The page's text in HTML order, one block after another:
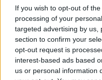
If you wish to opt-out of
processing of your
targeted advertising by us,
section to confirm your
opt-out request is
interest-based ads based
us or personal information
Elmúlt már 18 éves?Ezen
található!
Igen
Nem
Kutatás
kutatások